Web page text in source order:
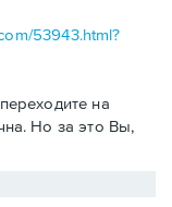
53943.html?
на
Но за это Вы,